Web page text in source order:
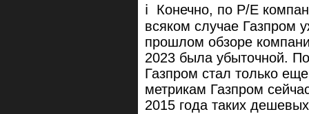
ℹ️ Конечно, по P/E
всяком случае Газпром
прошлом обзоре
2023 была убыточной.
Газпром стал только
метрикам Газпром
2015 года таких